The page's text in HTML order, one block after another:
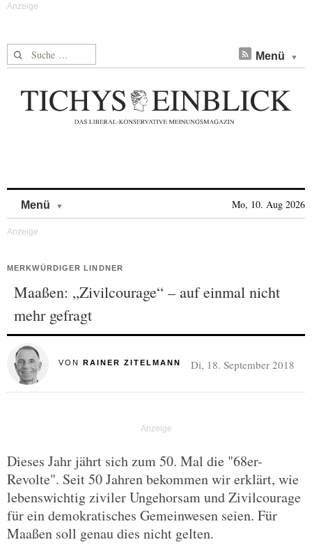
Suche nach: Menü
Menü Mo, 10. Aug 2026
MERKWÜRDIGER LINDNER
Maaßen: „Zivilcourage“ – auf einmal nicht
mehr gefragt
VON RAINER ZITELMANN Di, 18. September 2018
Dieses Jahr jährt sich zum 50. Mal die "68er-
Revolte". Seit 50 Jahren bekommen wir erklärt, wie
lebenswichtig ziviler Ungehorsam und Zivilcourage
für ein demokratisches Gemeinwesen seien. Für
Maaßen soll genau dies nicht gelten.